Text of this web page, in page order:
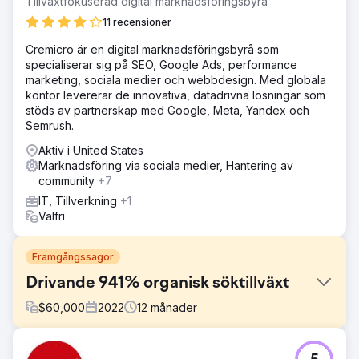
11 recensioner
Cremicro är en digital marknadsföringsbyrå som
specialiserar sig på SEO, Google Ads, performance
marketing, sociala medier och webbdesign. Med globala
kontor levererar de innovativa, datadrivna lösningar som
stöds av partnerskap med Google, Meta, Yandex och
Semrush.
Aktiv i United States
Marknadsföring via sociala medier, Hantering av
community +7
IT, Tillverkning +1
Valfri
Framgångssagor
Drivande 941% organisk söktillväxt
$60,000 2022 12 månader
Utmaning